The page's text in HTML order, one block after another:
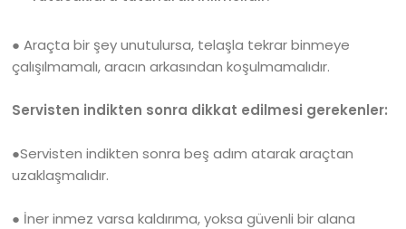
● Araçta bir şey unutulursa, telaşla tekrar binmeye
çalışılmamalı, aracın arkasından koşulmamalıdır.
Servisten indikten sonra dikkat edilmesi gerekenler:
●Servisten indikten sonra beş adım atarak araçtan
uzaklaşmalıdır.
● İner inmez varsa kaldırıma, yoksa güvenli bir alana